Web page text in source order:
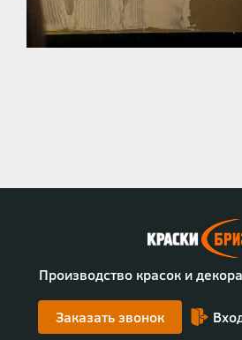
Производство красок и
Заказать звонок